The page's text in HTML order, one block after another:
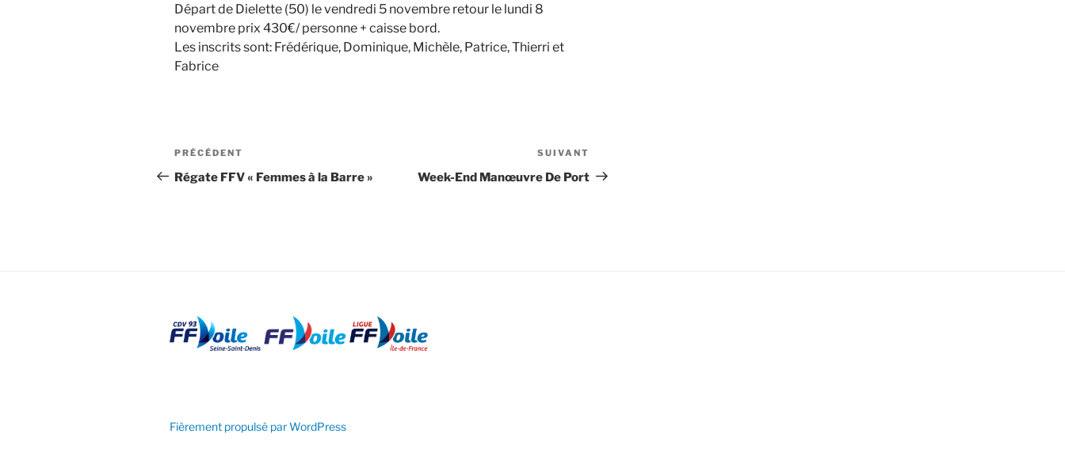
Départ de Dielette (50) le vendredi 5 novembre retour le lundi 8
novembre prix 430€/ personne + caisse bord.
Les inscrits sont: Frédérique, Dominique, Michèle, Patrice, Thierri et
Fabrice
Navigation
de
Article
précédent
PRÉCÉDENT
Régate FFV « Femmes à la Barre »
suivant
SUIVANT
Week-End Manœuvre De Port
Fièrement propulsé par WordPress